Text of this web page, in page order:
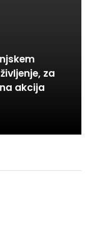
za
akcija